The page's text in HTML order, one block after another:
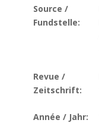
Source /
Fundstelle:
Revue /
Zeitschrift:
Année / Jahr: